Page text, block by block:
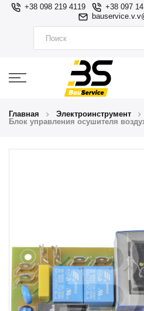
+38 098 219 4119 +38 097
Главная Электроинструмент
Блок управления осушителя